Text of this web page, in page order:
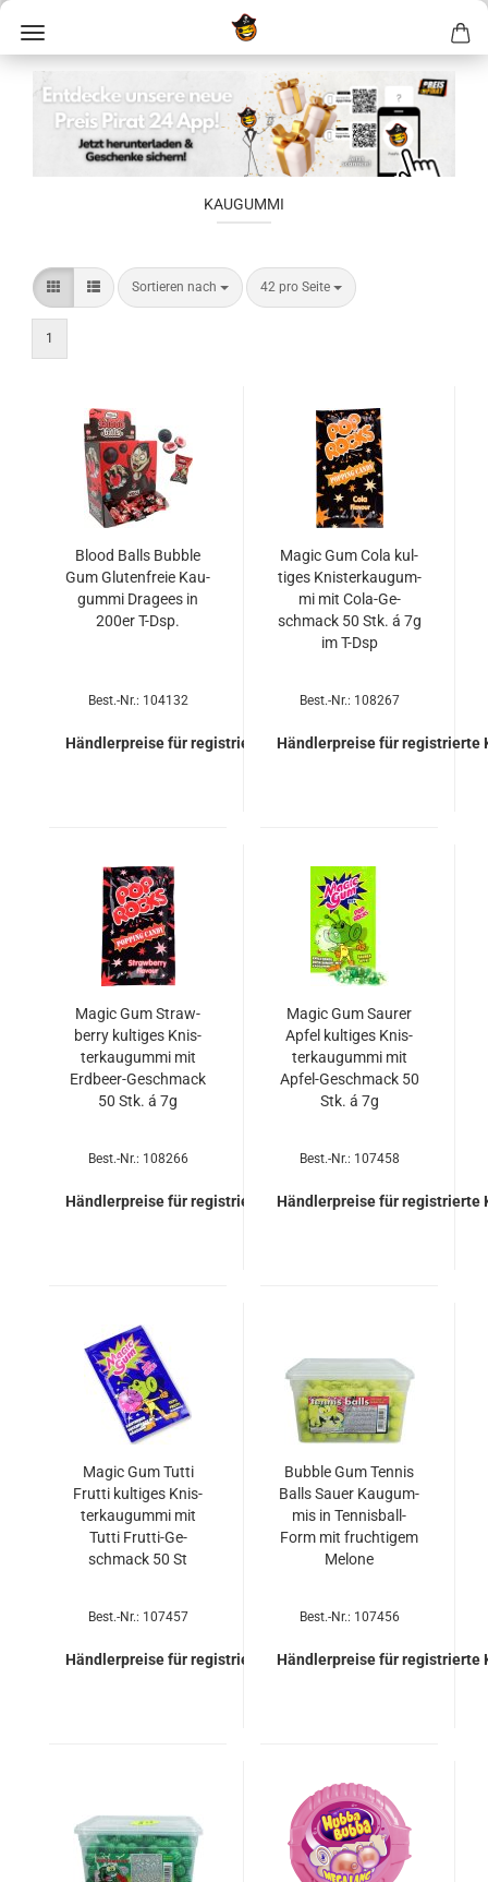
KAUGUMMI
Sortieren nach 42 pro Seite
1
Blood Balls Bub­ble
Gum Glu­ten­freie Kau­
gum­mi Dra­gees in
200er T-Dsp.
Best.-Nr.: 104132
Händlerpreise für registrierte Kunden
Magic Gum Cola kul­
ti­ges Knis­ter­kau­gum­
mi mit Cola-​Ge­
schmack 50 Stk. á 7g
im T-Dsp
Best.-Nr.: 108267
Händlerpreise für registrierte
Magic Gum Straw­
ber­ry kul­ti­ges Knis­
ter­kau­gum­mi mit
Erdbeer-​​Ge­schmack
50 Stk. á 7g
Best.-Nr.: 108266
Händlerpreise für registrierte Kunden
Magic Gum Sau­rer
Apfel kul­ti­ges Knis­
ter­kau­gum­mi mit
Apfel-​​Ge­schmack 50
Stk. á 7g
Best.-Nr.: 107458
Händlerpreise für registrierte
Magic Gum Tutti
Frut­ti kul­ti­ges Knis­
ter­kau­gum­mi mit
Tutti Frutti-​​Ge­
schmack 50 St
Best.-Nr.: 107457
Händlerpreise für registrierte Kunden
Bub­ble Gum Ten­nis
Balls Sauer Kau­gum­
mis in Tennisball-​​
Form mit fruch­ti­gem
Me­lo­ne
Best.-Nr.: 107456
Händlerpreise für registrierte